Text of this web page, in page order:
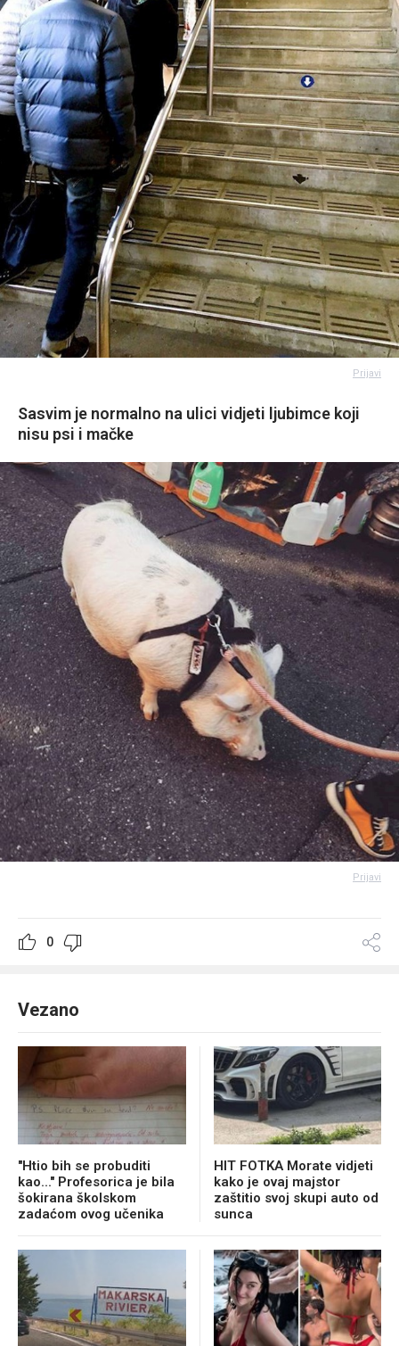
Prijavi
Sasvim je normalno na ulici vidjeti ljubimce koji
nisu psi i mačke
Prijavi
0
Vezano
"Htio bih se probuditi
kao..." Profesorica je bila
šokirana školskom
zadaćom ovog učenika
HIT FOTKA Morate vidjeti
kako je ovaj majstor
zaštitio svoj skupi auto od
sunca